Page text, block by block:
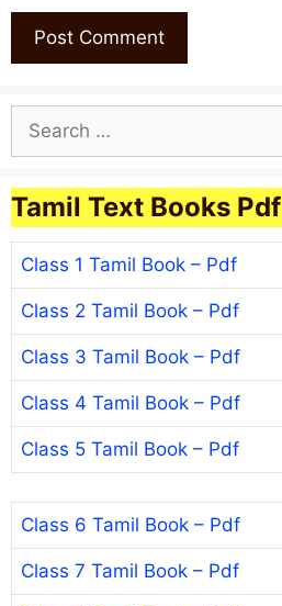
Search
for:
Tamil Text Books Pdf
Class 1 Tamil Book – Pdf
Class 2 Tamil Book – Pdf
Class 3 Tamil Book – Pdf
Class 4 Tamil Book – Pdf
Class 5 Tamil Book – Pdf
Class 6 Tamil Book – Pdf
Class 7 Tamil Book – Pdf